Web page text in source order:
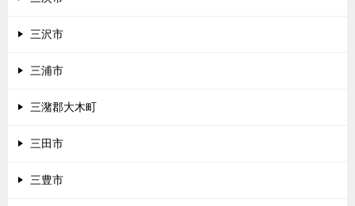
三沢市
三浦市
三潴郡大木町
三田市
三豊市